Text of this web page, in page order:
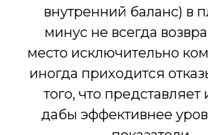
внутренний баланс) в
минус не всегда
место исключительно
иногда приходится
того, что представляет
дабы эффективнее